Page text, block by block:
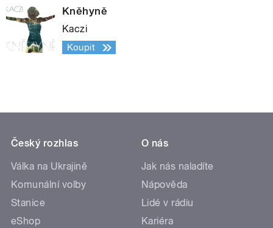
Kněhyně
Kaczi
Koupit
Český rozhlas
Válka na Ukrajině
Komunální volby
Stanice
eShop
O nás
Jak nás naladíte
Nápověda
Lidé v rádiu
Kariéra